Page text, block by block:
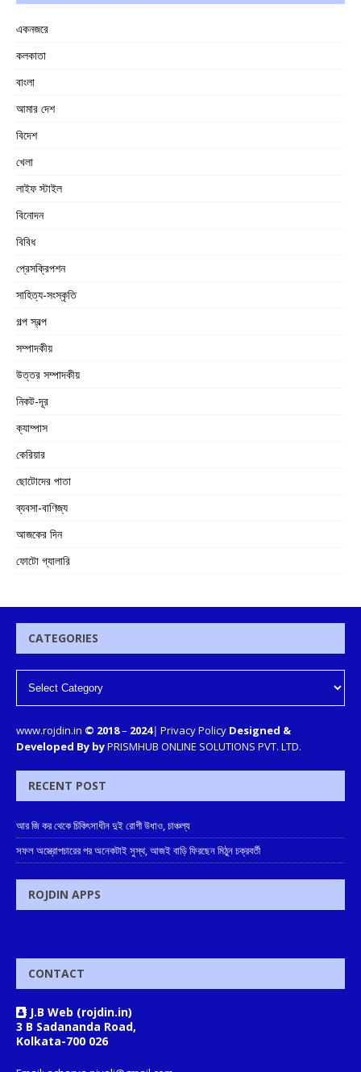
একনজরে
কলকাতা
বাংলা
আমার দেশ
বিদেশ
খেলা
লাইফ স্টাইল
বিনোদন
বিবিধ
প্রেসক্রিপশন
সাহিত্য-সংস্কৃতি
গল্প স্বল্প
সম্পাদকীয়
উত্তর সম্পাদকীয়
নিকট-দূর
ক্যাম্পাস
কেরিয়ার
ছোটোদের পাতা
ব্যবসা-বাণিজ্য
আজকের দিন
ফোটো গ্যালারি
CATEGORIES
www.rojdin.in © 2018– 2024| Privacy Policy Designed &
Developed By byPRISMHUB ONLINE SOLUTIONS PVT. LTD.
RECENT POST
আর জি কর থেকে চিকিৎসাধীন দুই রোগী উধাও, চাঞ্চল্য
সফল অস্ত্রোপচারের পর অনেকটাই সুস্থ, আজই বাড়ি ফিরছেন মিঠুন চক্রবর্তী
ROJDIN APPS
CONTACT
J.B Web (rojdin.in)
3 B Sadananda Road,
Kolkata-700 026